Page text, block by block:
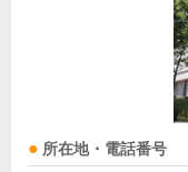
所在地・電話番号